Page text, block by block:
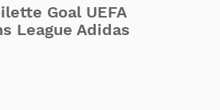
Goal UEFA
League Adidas